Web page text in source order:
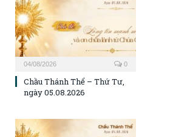
04/08/2026 0
Chầu Thánh Thể – Thứ Tư,
ngày 05.08.2026